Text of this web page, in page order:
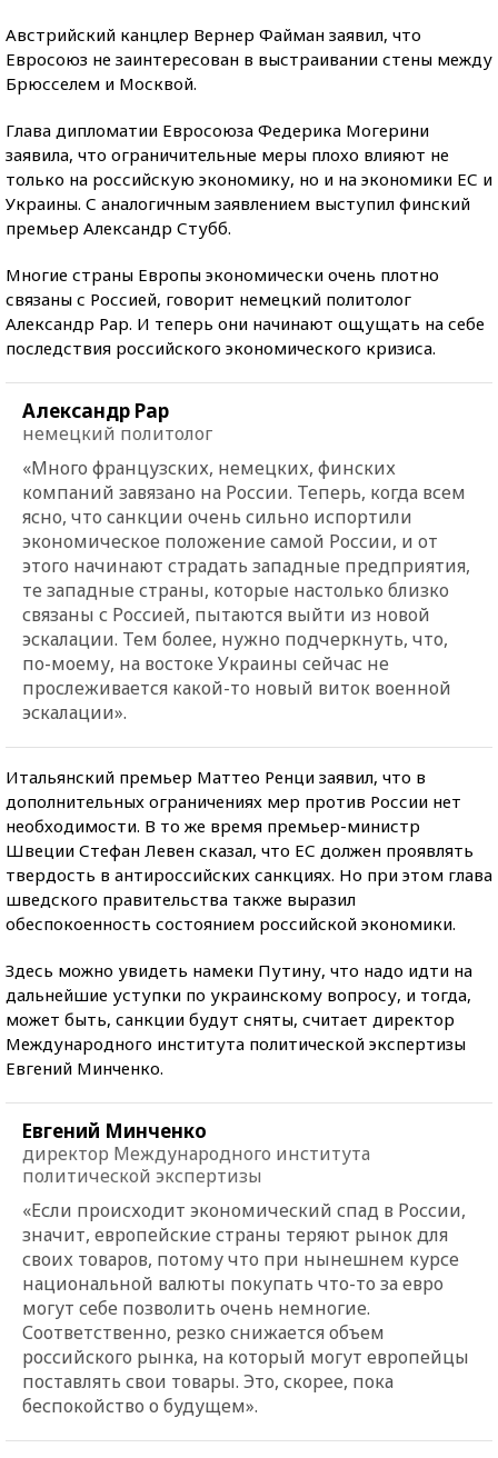
Австрийский канцлер Вернер Файман заявил, что
Евросоюз не заинтересован в выстраивании стены между
Брюсселем и Москвой.
Глава дипломатии Евросоюза Федерика Могерини
заявила, что ограничительные меры плохо влияют не
только на российскую экономику, но и на экономики ЕС и
Украины. С аналогичным заявлением выступил финский
премьер Александр Стубб.
Многие страны Европы экономически очень плотно
связаны с Россией, говорит немецкий политолог
Александр Рар. И теперь они начинают ощущать на себе
последствия российского экономического кризиса.
Александр Рар
немецкий политолог
«Много французских, немецких, финских
компаний завязано на России. Теперь, когда всем
ясно, что санкции очень сильно испортили
экономическое положение самой России, и от
этого начинают страдать западные предприятия,
те западные страны, которые настолько близко
связаны с Россией, пытаются выйти из новой
эскалации. Тем более, нужно подчеркнуть, что,
по-моему, на востоке Украины сейчас не
прослеживается какой-то новый виток военной
эскалации».
Итальянский премьер Маттео Ренци заявил, что в
дополнительных ограничениях мер против России нет
необходимости. В то же время премьер-министр
Швеции Стефан Левен сказал, что ЕС должен проявлять
твердость в антироссийских санкциях. Но при этом глава
шведского правительства также выразил
обеспокоенность состоянием российской экономики.
Здесь можно увидеть намеки Путину, что надо идти на
дальнейшие уступки по украинскому вопросу, и тогда,
может быть, санкции будут сняты, считает директор
Международного института политической экспертизы
Евгений Минченко.
Евгений Минченко
директор Международного института
политической экспертизы
«Если происходит экономический спад в России,
значит, европейские страны теряют рынок для
своих товаров, потому что при нынешнем курсе
национальной валюты покупать что-то за евро
могут себе позволить очень немногие.
Соответственно, резко снижается объем
российского рынка, на который могут европейцы
поставлять свои товары. Это, скорее, пока
беспокойство о будущем».